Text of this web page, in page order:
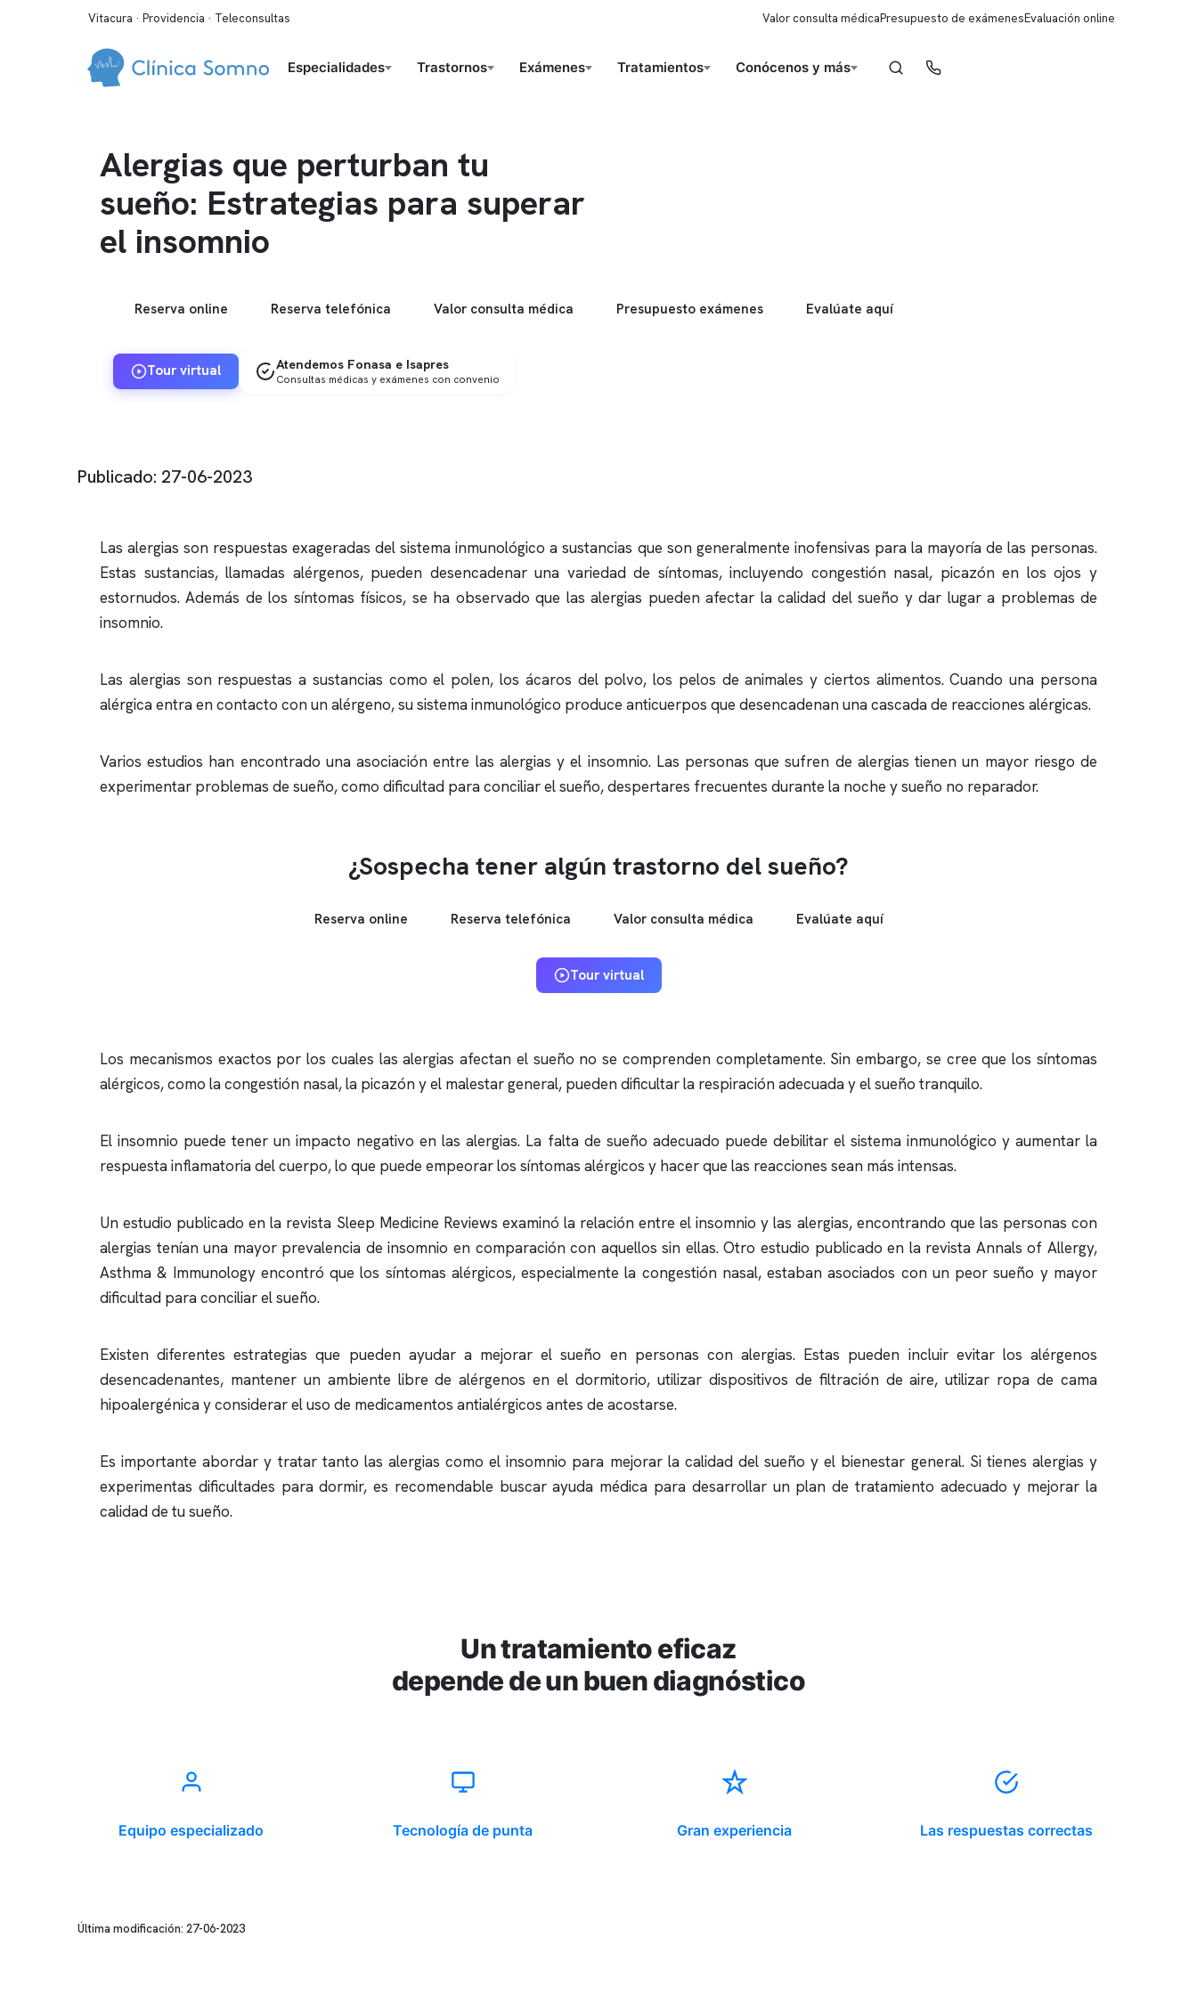
Vitacura · Providencia · Teleconsultas Valor consulta médicaPresupuesto de exámenesEvaluación online
Especialidades Trastornos Exámenes Tratamientos Conócenos y más
Alergias que perturban tu
sueño: Estrategias para superar
el insomnio
Reserva online Reserva telefónica Valor consulta médica Presupuesto exámenes Evalúate aquí
Tour virtual Atendemos Fonasa e Isapres
Consultas médicas y exámenes con convenio
Publicado: 27-06-2023
Las alergias son respuestas exageradas del sistema inmunológico a sustancias que son generalmente inofensivas para la mayoría de las personas.
Estas sustancias, llamadas alérgenos, pueden desencadenar una variedad de síntomas, incluyendo congestión nasal, picazón en los ojos y
estornudos. Además de los síntomas físicos, se ha observado que las alergias pueden afectar la calidad del sueño y dar lugar a problemas de
insomnio.
Las alergias son respuestas a sustancias como el polen, los ácaros del polvo, los pelos de animales y ciertos alimentos. Cuando una persona
alérgica entra en contacto con un alérgeno, su sistema inmunológico produce anticuerpos que desencadenan una cascada de reacciones alérgicas.
Varios estudios han encontrado una asociación entre las alergias y el insomnio. Las personas que sufren de alergias tienen un mayor riesgo de
experimentar problemas de sueño, como dificultad para conciliar el sueño, despertares frecuentes durante la noche y sueño no reparador.
¿Sospecha tener algún trastorno del sueño?
Reserva online Reserva telefónica Valor consulta médica Evalúate aquí
Tour virtual
Los mecanismos exactos por los cuales las alergias afectan el sueño no se comprenden completamente. Sin embargo, se cree que los síntomas
alérgicos, como la congestión nasal, la picazón y el malestar general, pueden dificultar la respiración adecuada y el sueño tranquilo.
Elinsomnio puede tener un impacto negativo en las alergias. La falta de sueño adecuado puede debilitar el sistema inmunológico y aumentar la
respuesta inflamatoria del cuerpo, lo que puede empeorar los síntomas alérgicos y hacer que las reacciones sean más intensas.
Un estudio publicado en la revista Sleep Medicine Reviews examinó la relación entre elinsomnio y las alergias, encontrando que las personas con
alergias tenían una mayor prevalencia deinsomnio en comparación con aquellos sin ellas. Otro estudio publicado en la revista Annals of Allergy,
Asthma & Immunology encontró que los síntomas alérgicos, especialmente la congestión nasal, estaban asociados con un peor sueño y mayor
dificultad para conciliar el sueño.
Existen diferentes estrategias que pueden ayudar a mejorar el sueño en personas con alergias. Estas pueden incluir evitar los alérgenos
desencadenantes, mantener un ambiente libre de alérgenos en el dormitorio, utilizar dispositivos de filtración de aire, utilizar ropa de cama
hipoalergénica y considerar el uso de medicamentos antialérgicos antes de acostarse.
Es importante abordar y tratar tanto las alergias como elinsomnio para mejorar la calidad del sueño y el bienestar general. Si tienes alergias y
experimentas dificultades para dormir, es recomendable buscar ayuda médica para desarrollar un plan de tratamiento adecuado y mejorar la
calidad de tu sueño.
Un tratamiento eficaz
depende de un buen diagnóstico
Equipo especializado Tecnología de punta Gran experiencia Las respuestas correctas
Última modificación: 27-06-2023